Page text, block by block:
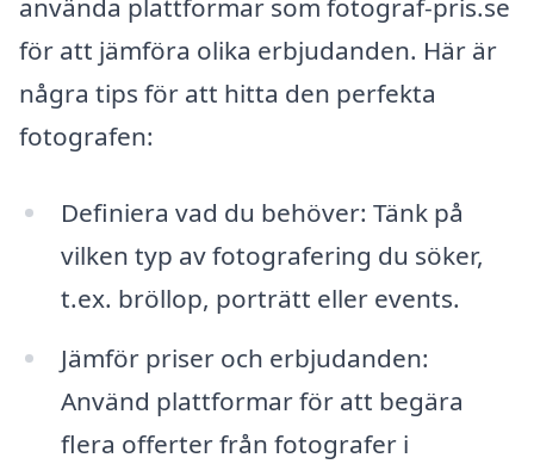
använda plattformar som fotograf-pris.se
för att jämföra olika erbjudanden. Här är
några tips för att hitta den perfekta
fotografen:
Definiera vad du behöver: Tänk på
vilken typ av fotografering du söker,
t.ex. bröllop, porträtt eller events.
Jämför priser och erbjudanden:
Använd plattformar för att begära
flera offerter från fotografer i